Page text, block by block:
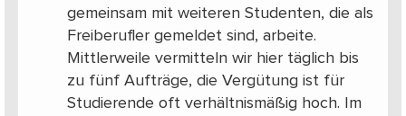
gemeinsam mit weiteren Studenten, die als
Freiberufler gemeldet sind, arbeite.
Mittlerweile vermitteln wir hier täglich bis
zu fünf Aufträge, die Vergütung ist für
Studierende oft verhältnismäßig hoch. Im